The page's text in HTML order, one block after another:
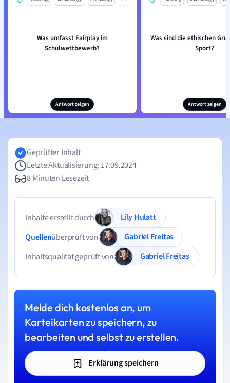
Was umfasst Fairplay im
Schulwettbewerb?
Antwort zeigen
Was sind die ethischen
Sport?
Antwort zeigen
Geprüfter Inhalt
Letzte Aktualisierung: 17.09.2024
8 Minuten Lesezeit
Inhalte erstellt durch
Lily Hulatt
Quellenüberprüft von
Gabriel Freitas
Inhaltsqualität geprüft von
Gabriel Freitas
Melde dich kostenlos an, um
Karteikarten zu speichern, zu
bearbeiten und selbst zu erstellen.
Erklärung speichern